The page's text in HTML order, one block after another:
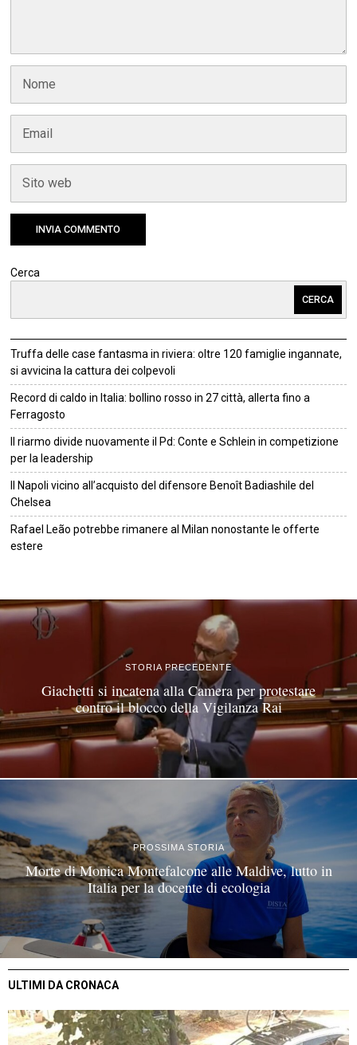
Cerca
CERCA
Truffa delle case fantasma in riviera: oltre 120 famiglie ingannate,
si avvicina la cattura dei colpevoli
Record di caldo in Italia: bollino rosso in 27 città, allerta fino a
Ferragosto
Il riarmo divide nuovamente il Pd: Conte e Schlein in competizione
per la leadership
Il Napoli vicino all’acquisto del difensore Benoît Badiashile del
Chelsea
Rafael Leão potrebbe rimanere al Milan nonostante le offerte
estere
STORIA PRECEDENTE
Giachetti si incatena alla Camera per protestare
contro il blocco della Vigilanza Rai
PROSSIMA STORIA
Morte di Monica Montefalcone alle Maldive, lutto in
Italia per la docente di ecologia
ULTIMI DA CRONACA